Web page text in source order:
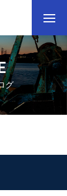
グ